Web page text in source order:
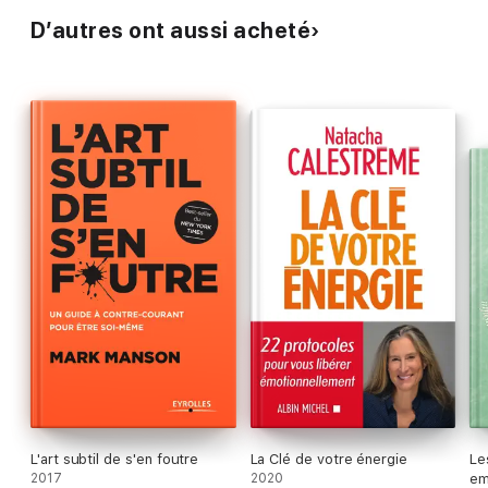
D’autres ont aussi acheté
L'art subtil de s'en foutre
2017
La Clé de votre énergie
2020